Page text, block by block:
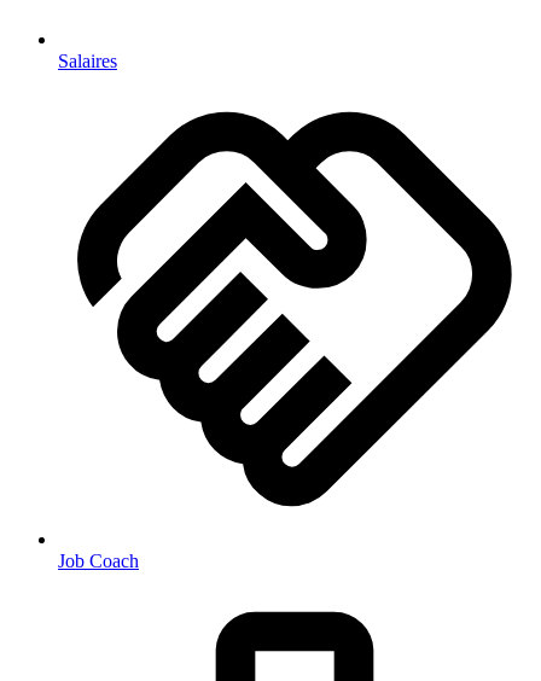
Salaires
Job Coach